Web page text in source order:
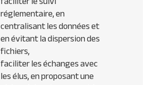
réglementaire, en
centralisant les données et
en évitant la dispersion des
fichiers,
faciliter les échanges avec
les élus, en proposant une